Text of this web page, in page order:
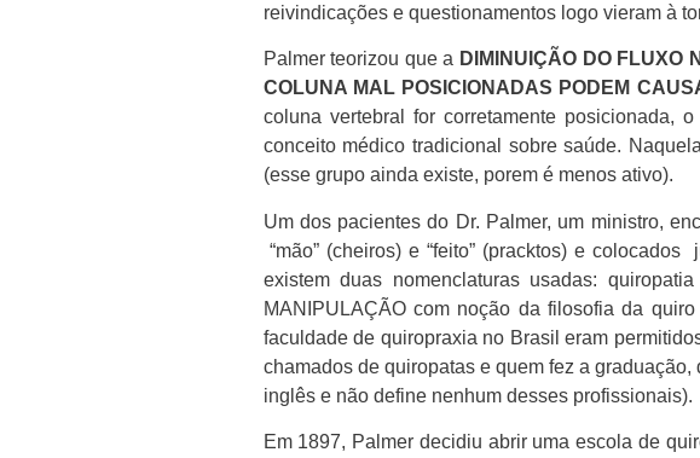
reivindicações e questionamentos logo vieram à
Palmer teorizou que a DIMINUIÇÃO DO FLUXO
COLUNA MAL POSICIONADAS PODEM
coluna vertebral for corretamente posicionada,
conceito médico tradicional sobre saúde.
(esse grupo ainda existe, porem é menos ativo).
Um dos pacientes do Dr. Palmer, um ministro,
“mão” (cheiros) e “feito” (pracktos) e
existem duas nomenclaturas usadas:
MANIPULAÇÃO com noção da filosofia da
faculdade de quiropraxia no Brasil eram
chamados de quiropatas e quem fez a
inglês e não define nenhum desses profissionais).
Em 1897, Palmer decidiu abrir uma escola de